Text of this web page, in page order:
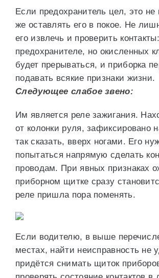
Если предохранитель цел, это не
же оставлять его в покое. Не
его извлечь и проверить
предохранителе, но окисленных
будет прерываться, и приборка
подавать всякие признаки жизни.
Следующее слабое звено:
Им является реле зажигания.
от колонки руля, зафиксировано
так сказать, вверх ногами. Его
попытаться напрямую сделать
проводам. При явных признаках
приборном щитке сразу
реле пришла пора поменять.
Если водителю, в выше
местах, найти неисправность не
придётся снимать щиток